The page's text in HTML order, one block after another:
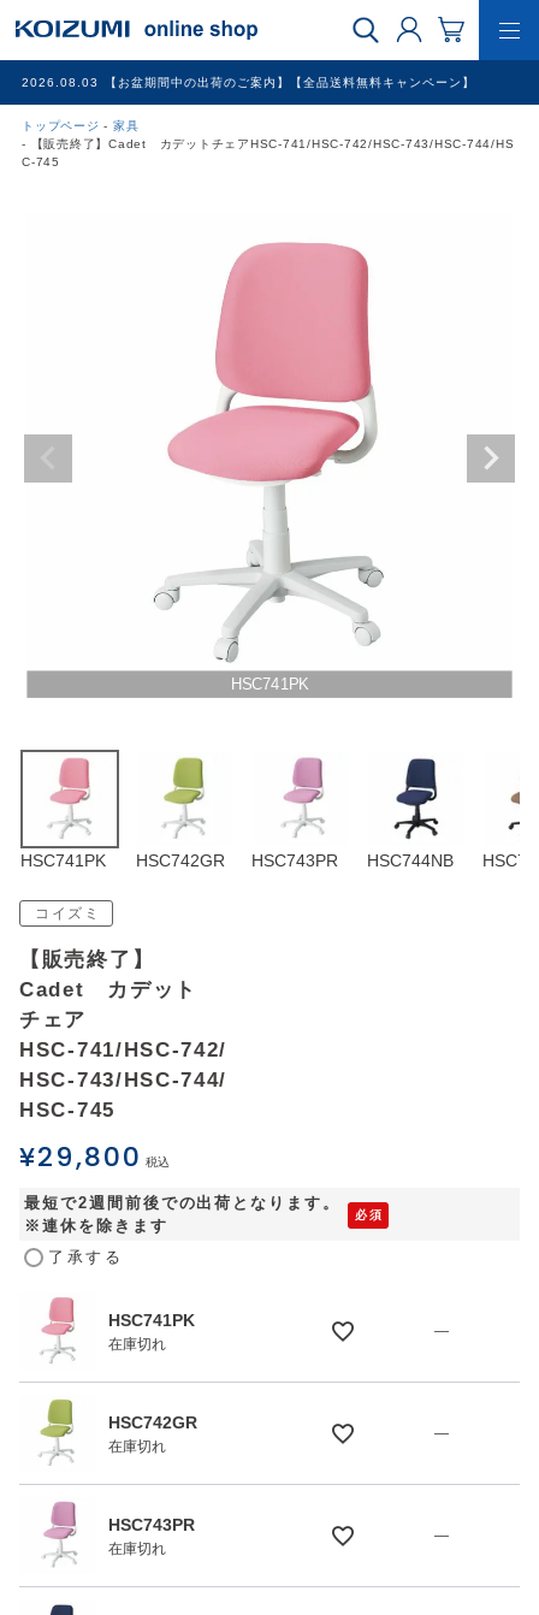
2026.08.03 【お盆期間中の出荷のご案内】【全品送料無料キャンペーン】
トップページ
家具
【販売終了】Cadet カデットチェアHSC-741/HSC-742/HSC-743/HSC-744/HS
C-745
WEB限定品
アウトレットSALE
お問い合わせ
HSC741PK
HSC741PK HSC742GR HSC743PR HSC744NB
コイズミ
【販売終了】
Cadet カデット
チェア
HSC-741/HSC-742/
HSC-743/HSC-744/
HSC-745
¥29,800 税込
最短で2週間前後での出荷となります。
※連休を除きます
了承する
HSC741PK
在庫切れ
—
HSC742GR
在庫切れ
—
HSC743PR
在庫切れ
—